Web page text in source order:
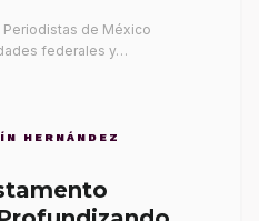
Periodistas de México
federales y…
HERNÁNDEZ